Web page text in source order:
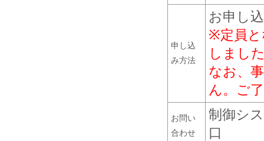
申し込
み方法
お申し
※定員と
しまし
なお、
ん。ご
お問い
合わせ
制御シ
口